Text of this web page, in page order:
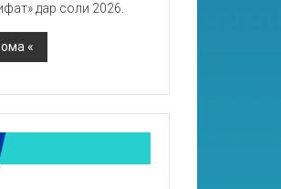
дар соли 2026.